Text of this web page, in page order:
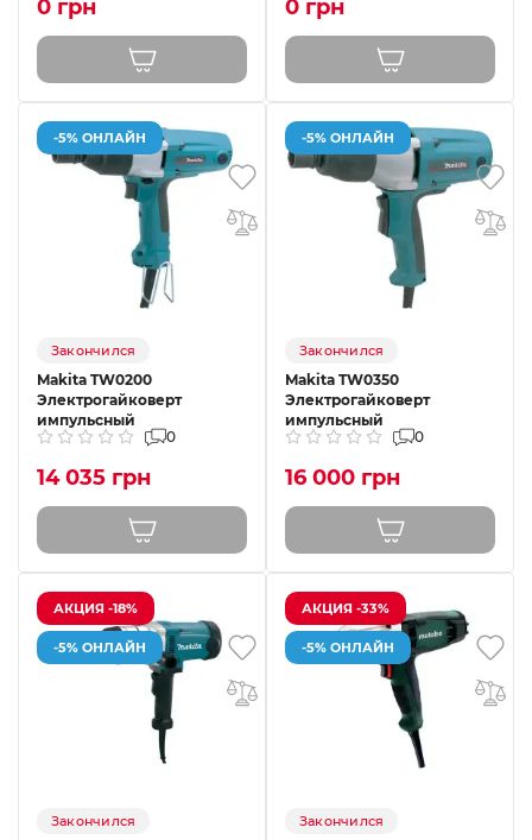
0 грн 0 грн
-5% ОНЛАЙН
Закончился
Makita TW0200
Электрогайковерт
импульсный
0
14 035 грн
-5% ОНЛАЙН
Закончился
Makita TW0350
Электрогайковерт
импульсный
0
16 000 грн
АКЦИЯ -18%
-5% ОНЛАЙН
Закончился
АКЦИЯ -33%
-5% ОНЛАЙН
Закончился